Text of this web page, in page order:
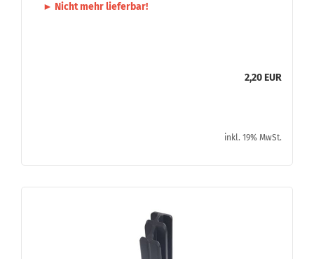
► Nicht mehr lie­fer­bar!
2,20 EUR
inkl. 19% MwSt.